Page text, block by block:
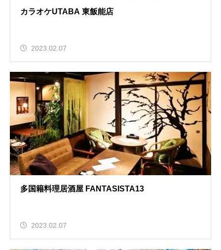
カラオケUTABA 東飯能店
2023.02.07
多国籍料理居酒屋 FANTASISTA13
2023.02.07